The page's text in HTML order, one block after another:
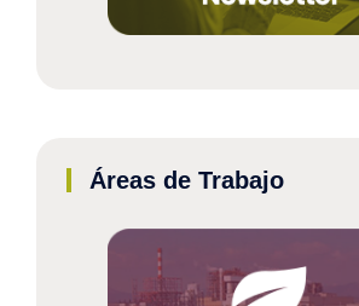
Áreas de Trabajo